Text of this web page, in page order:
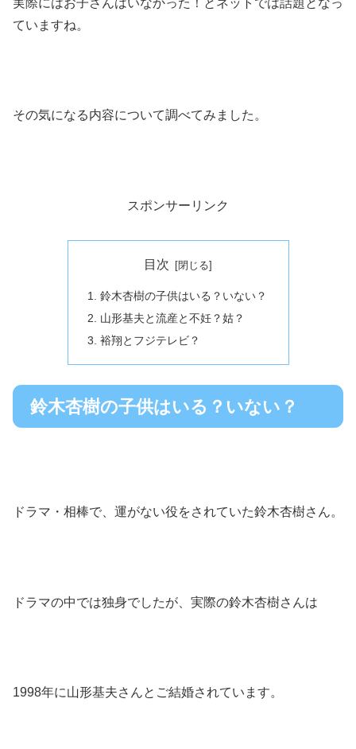
ていますね。
その気になる内容について調べてみました。
スポンサーリンク
目次
鈴木杏樹の子供はいる？いない？
山形基夫と流産と不妊？姑？
裕翔とフジテレビ？
鈴木杏樹の子供はいる？いない？
ドラマ・相棒で、運がない役をされていた鈴木杏樹さん。
ドラマの中では独身でしたが、実際の鈴木杏樹さんは
1998年に山形基夫さんとご結婚されています。